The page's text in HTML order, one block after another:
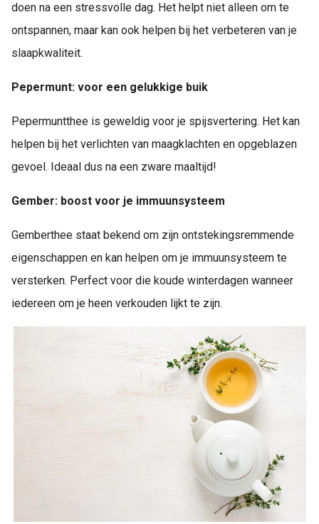
doen na een stressvolle dag. Het helpt niet alleen om te
ontspannen, maar kan ook helpen bij het verbeteren van je
slaapkwaliteit.
Pepermunt: voor een gelukkige buik
Pepermuntthee is geweldig voor je spijsvertering. Het kan
helpen bij het verlichten van maagklachten en opgeblazen
gevoel. Ideaal dus na een zware maaltijd!
Gember: boost voor je immuunsysteem
Gemberthee staat bekend om zijn ontstekingsremmende
eigenschappen en kan helpen om je immuunsysteem te
versterken. Perfect voor die koude winterdagen wanneer
iedereen om je heen verkouden lijkt te zijn.
van